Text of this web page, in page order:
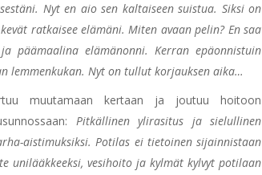
Nyt en aio sen kaltaiseen suistua. Siksi on
ratkaisee elämäni. Miten avaan pelin? En saa
päämaalina elämänonni. Kerran epäonnistuin
lemmenkukan. Nyt on tullut korjauksen aika…
muutamaan kertaan ja joutuu hoitoon
Pitkällinen ylirasitus ja sielullinen
aistimuksiksi. Potilas ei tietoinen sijainnistaan
unilääkkeeksi, vesihoito ja kylmät kylvyt potilaan